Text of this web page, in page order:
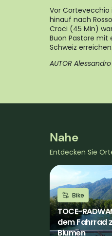
Vor Cortevecchio
hinauf nach
Croci (45 Min)
Buon Pastore mit
Schweiz erreichen.
AUTOR
Nahe
Entdecken Sie
Bike
TOCE-
dem Fahrrad
Blumen